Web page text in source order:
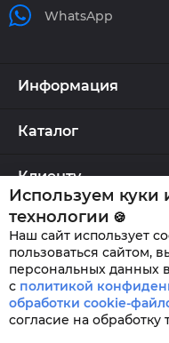
WhatsApp
Информация
Каталог
Клиенту
Используем куки
технологии 🍪
Наш сайт использует
пользоваться сайтом,
персональных данных
с политикой
обработки cookie-
согласие на обработку